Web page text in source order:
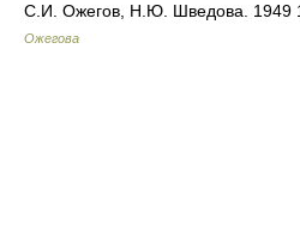
С.И. Ожегов, Н.Ю. Шведова.
Ожегова